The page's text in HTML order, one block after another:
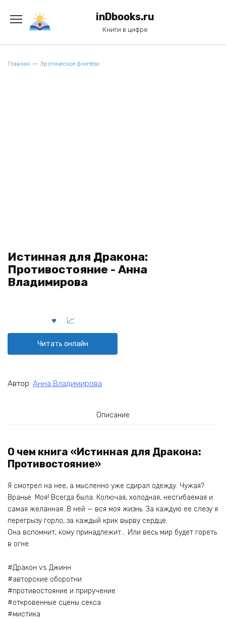
содержанию
inDbooks.ru
Книги в цифре
Главная Эротическое фэнтези
Истинная для Дракона:
Противостояние - Анна
Владимирова
Читать онлайн
Автор: Анна Владимирова
Описание
О чем книга «Истинная для Дракона:
Противостояние»
Я смотрел на нее, а мысленно уже сдирал одежду. Чужая?
Вранье. Моя! Всегда была. Колючая, холодная, несгибаемая и
самая желанная. В ней — вся моя жизнь. За каждую ее слезу я
перегрызу горло, за каждый крик вырву сердце.
Она вспомнит, кому принадлежит… Или весь мир будет гореть
в огне.
#Дракон vs Джинн
#авторские оборотни
#противостояние и приручение
#откровенные сцены секса
#мистика